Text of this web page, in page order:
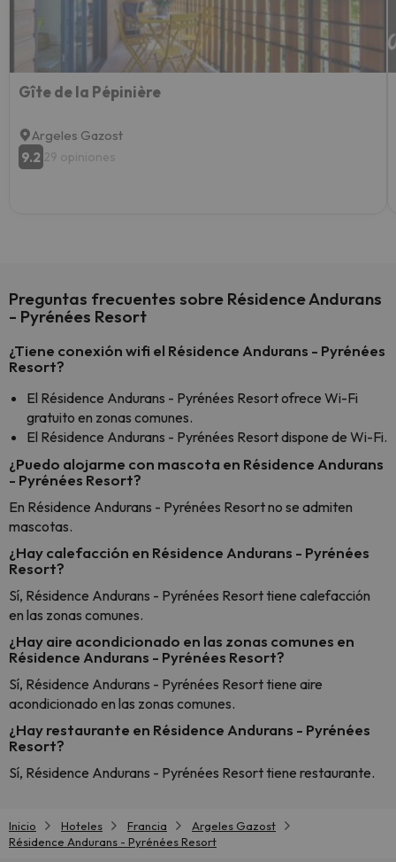
yo.
Gîte de la Pépinière
Argeles Gazost
9.2 29 opiniones
Preguntas frecuentes sobre Résidence Andurans
- Pyrénées Resort
¿Tiene conexión wifi el Résidence Andurans - Pyrénées
Resort?
El Résidence Andurans - Pyrénées Resort ofrece Wi-Fi
gratuito en zonas comunes.
El Résidence Andurans - Pyrénées Resort dispone de Wi-Fi.
¿Puedo alojarme con mascota en Résidence Andurans
- Pyrénées Resort?
En Résidence Andurans - Pyrénées Resort no se admiten
mascotas.
¿Hay calefacción en Résidence Andurans - Pyrénées
Resort?
Sí, Résidence Andurans - Pyrénées Resort tiene calefacción
en las zonas comunes.
¿Hay aire acondicionado en las zonas comunes en
Résidence Andurans - Pyrénées Resort?
Sí, Résidence Andurans - Pyrénées Resort tiene aire
acondicionado en las zonas comunes.
¿Hay restaurante en Résidence Andurans - Pyrénées
Resort?
Sí, Résidence Andurans - Pyrénées Resort tiene restaurante.
Inicio Hoteles Francia
Argeles Gazost
Résidence Andurans - Pyrénées Resort